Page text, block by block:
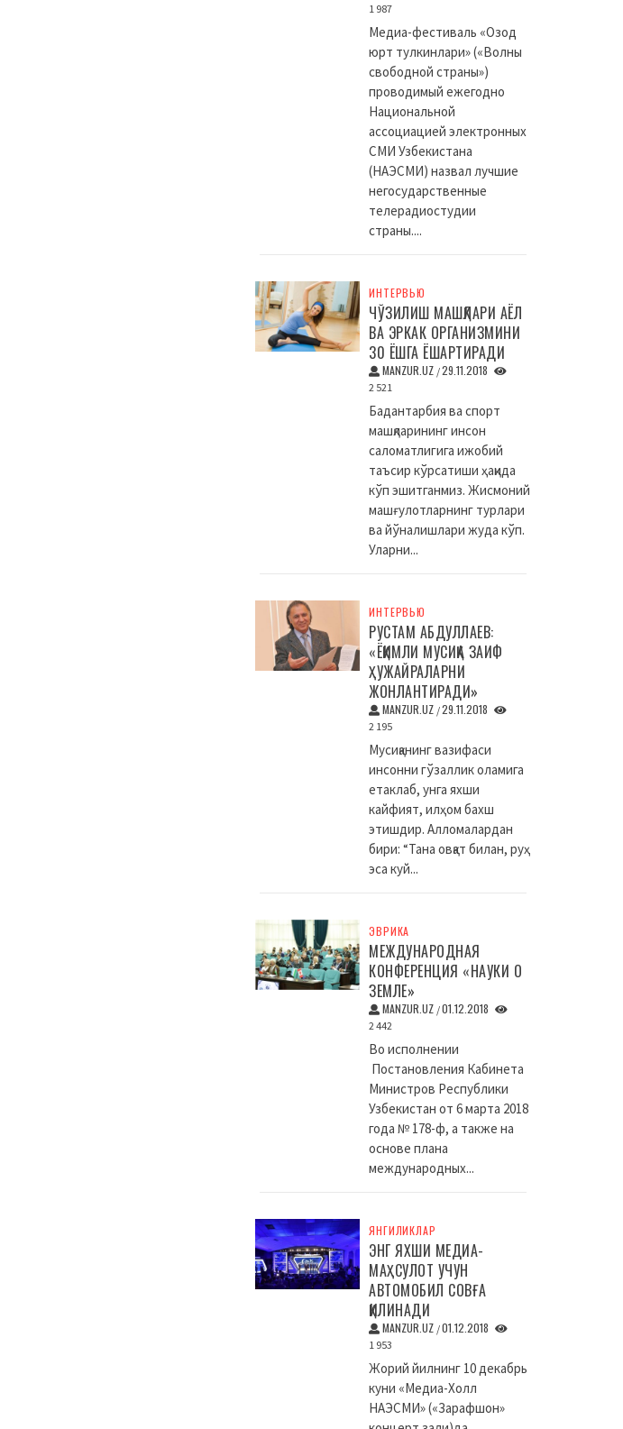
1 987
Медиа-фестиваль «Озод
юрт тулкинлари» («Волны
свободной страны»)
проводимый ежегодно
Национальной
ассоциацией электронных
СМИ Узбекистана
(НАЭСМИ) назвал лучшие
негосударственные
телерадиостудии
страны....
ИНТЕРВЬЮ
ЧЎЗИЛИШ МАШҚЛАРИ АЁЛ
ВА ЭРКАК ОРГАНИЗМИНИ
30 ЁШГА ЁШАРТИРАДИ
MANZUR.UZ /29.11.2018
2 521
Бадантарбия ва спорт
машқларининг инсон
саломатлигига ижобий
таъсир кўрсатиши ҳақида
кўп эшитганмиз. Жисмоний
машғулотларнинг турлари
ва йўналишлари жуда кўп.
Уларни...
ИНТЕРВЬЮ
РУСТАМ АБДУЛЛАЕВ:
«ЁҚИМЛИ МУСИҚА ЗАИФ
ҲУЖАЙРАЛАРНИ
ЖОНЛАНТИРАДИ»
MANZUR.UZ /29.11.2018
2 195
Мусиқанинг вазифаси
инсонни гўзаллик оламига
етаклаб, унга яхши
кайфият, илҳом бахш
этишдир. Алломалардан
бири: “Тана овқат билан, руҳ
эса куй...
ЭВРИКА
МЕЖДУНАРОДНАЯ
КОНФЕРЕНЦИЯ «НАУКИ О
ЗЕМЛЕ»
MANZUR.UZ /01.12.2018
2 442
Во исполнении
Постановления Кабинета
Министров Республики
Узбекистан от 6 марта 2018
года № 178-ф, а также на
основе плана
международных...
ЯНГИЛИКЛАР
ЭНГ ЯХШИ МЕДИА-
МАҲСУЛОТ УЧУН
АВТОМОБИЛ СОВҒА
ҚИЛИНАДИ
MANZUR.UZ /01.12.2018
1 953
Жорий йилнинг 10 декабрь
куни «Медиа-Холл
НАЭСМИ» («Зарафшон»